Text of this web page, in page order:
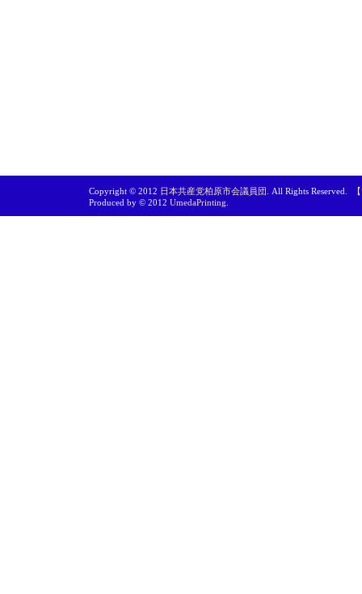
Copyright © 2012 日本共産党柏原市会議員団 . All Rights Reserved.
Produced by © 2012 UmedaPrinting